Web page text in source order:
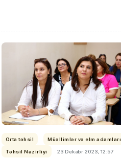
Orta təhsil
Müəllimlər və elm adamları
Təhsil Nazirliyi
23 Dekabr 2023, 12:57